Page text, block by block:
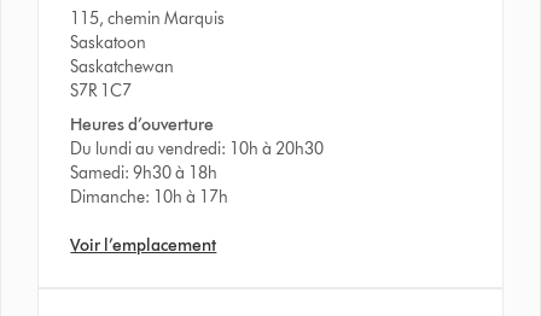
115, chemin Marquis
Saskatoon
Saskatchewan
S7R 1C7
Heures d’ouverture
Du lundi au vendredi: 10h à 20h30
Samedi: 9h30 à 18h
Dimanche: 10h à 17h
Voir l’emplacement